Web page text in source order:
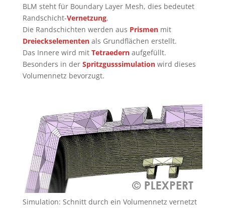
BLM steht für Boundary Layer Mesh, dies bedeutet
Randschicht-Vernetzung.
Die Randschichten werden aus Prismenmit
Dreieckselementenals Grundflächen erstellt.
Das Innere wird mit Tetraedernaufgefüllt.
Besonders in der Spritzgusssimulationwird dieses
Volumennetz bevorzugt.
Simulation: Schnitt durch ein Volumennetz vernetzt